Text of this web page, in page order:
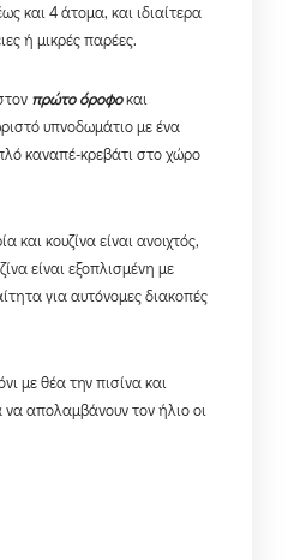
και 4 άτομα, και ιδιαίτερα
ή μικρές παρέες.
πρώτο όροφοκαι
υπνοδωμάτιο με ένα
καναπέ-κρεβάτι στο χώρο
κουζίνα είναι ανοιχτός,
είναι εξοπλισμένη με
για αυτόνομες διακοπές
με θέα την πισίνα και
να απολαμβάνουν τον ήλιο οι